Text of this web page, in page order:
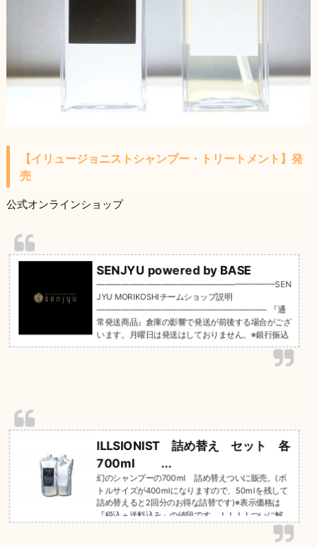
【イリュージョニストシャンプー・トリートメント】発
売
公式オンラインショップ
SENJYU powered by BASE
——————————————————————SEN
JYU MORIKOSHIチームショップ説明
————————————————————— 『通
常発送商品』倉庫の影響で発送が前後する場合がござ
います。月曜日は発送はしておりません。※銀行振込
の場合のみ、振込完了を確認次第の発送になります。
ご不明な点が御座いましたら、senjyu MORIKOSHIチ
ILLSIONIST 詰め替え セット 各
700ml ...
幻のシャンプーの700ml 詰め替えついに販売。(ボ
トルサイズが400mlになりますので、50mlを残して
詰め替えると2回分のお得な詰替です)※表示価格は
『税込＋送料込み』の値段です。！！！！ついに解
禁！！！！！※1ヶ月限定販売ですので数に限りがござ
いますーーーーーーーーーーーーーーーーーーーーー